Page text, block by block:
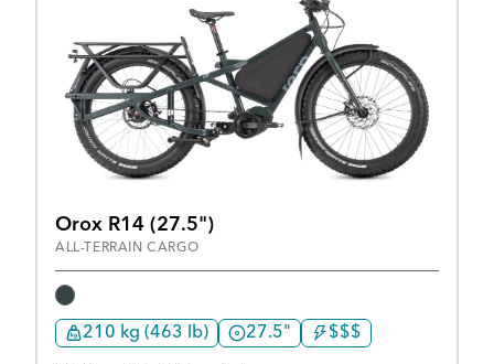
Orox R14 (27.5")
ALL-TERRAIN CARGO
210 kg (463 lb) 27.5" $$$